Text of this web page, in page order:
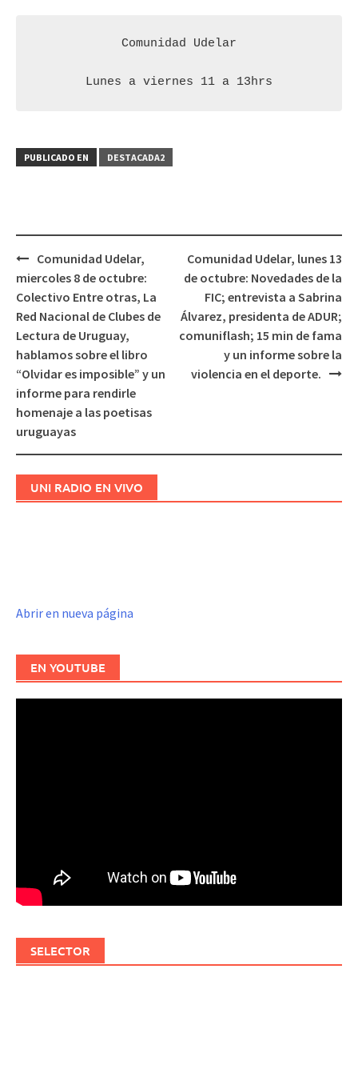
Comunidad Udelar
Lunes a viernes 11 a 13hrs
PUBLICADO EN DESTACADA2
Navegación
de
entradas
Comunidad Udelar,
miercoles 8 de octubre:
Colectivo Entre otras, La
Red Nacional de Clubes de
Lectura de Uruguay,
hablamos sobre el libro
“Olvidar es imposible” y un
informe para rendirle
homenaje a las poetisas
uruguayas
Comunidad Udelar, lunes 13
de octubre: Novedades de la
FIC; entrevista a Sabrina
Álvarez, presidenta de ADUR;
comuniflash; 15 min de fama
y un informe sobre la
violencia en el deporte.
UNI RADIO EN VIVO
Abrir en nueva página
EN YOUTUBE
SELECTOR